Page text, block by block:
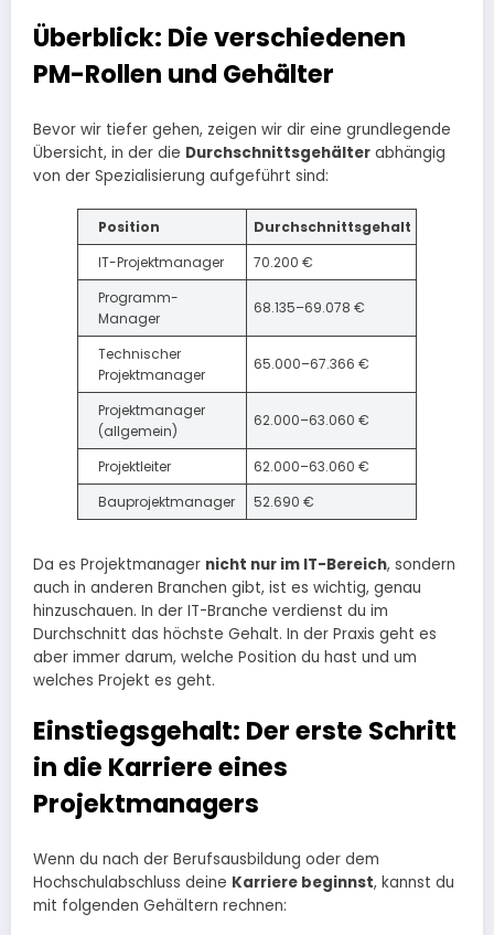
Überblick: Die verschiedenen
PM-Rollen und Gehälter
Bevor wir tiefer gehen, zeigen wir dir eine grundlegende
Übersicht, in der die Durchschnittsgehälter abhängig
von der Spezialisierung aufgeführt sind:​
Position
Durchschnittsgehalt
IT-Projektmanager
70.200 €
Programm-
Manager
68.135–69.078 €
Technischer
Projektmanager
65.000–67.366 €
Projektmanager
(allgemein)
62.000–63.060 €
Projektleiter
62.000–63.060 €
Bauprojektmanager
52.690 €
Da es Projektmanager nicht nur im IT-Bereich, sondern
auch in anderen Branchen gibt, ist es wichtig, genau
hinzuschauen. In der IT-Branche verdienst du im
Durchschnitt das höchste Gehalt. In der Praxis geht es
aber immer darum, welche Position du hast und um
welches Projekt es geht.
Einstiegsgehalt: Der erste Schritt
in die Karriere eines
Projektmanagers
Wenn du nach der Berufsausbildung oder dem
Hochschulabschluss deine Karriere beginnst, kannst du
mit folgenden Gehältern rechnen: